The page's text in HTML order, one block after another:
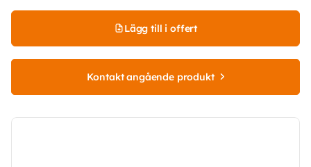
Lägg till i offert
Kontakt angående produkt